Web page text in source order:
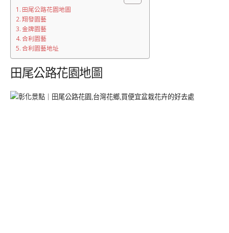
田尾公路花園地圖
翔發園藝
金牌園藝
合利園藝
合利園藝地址
田尾公路花園地圖